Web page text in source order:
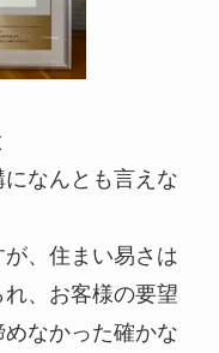
になんとも言えな
、住まい易さは
、お客様の要望
なかった確かな